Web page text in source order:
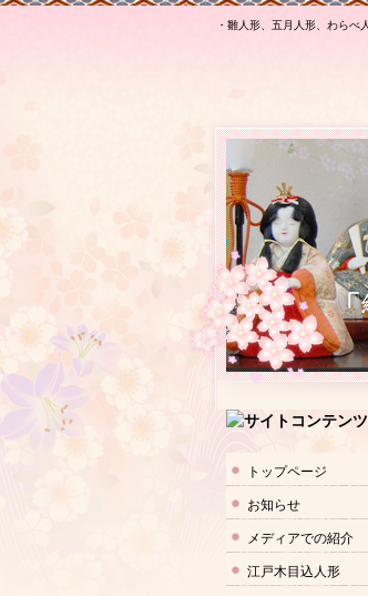
・雛人形、五月人形、わらべ
トップページ
お知らせ
メディアでの紹介
江戸木目込人形